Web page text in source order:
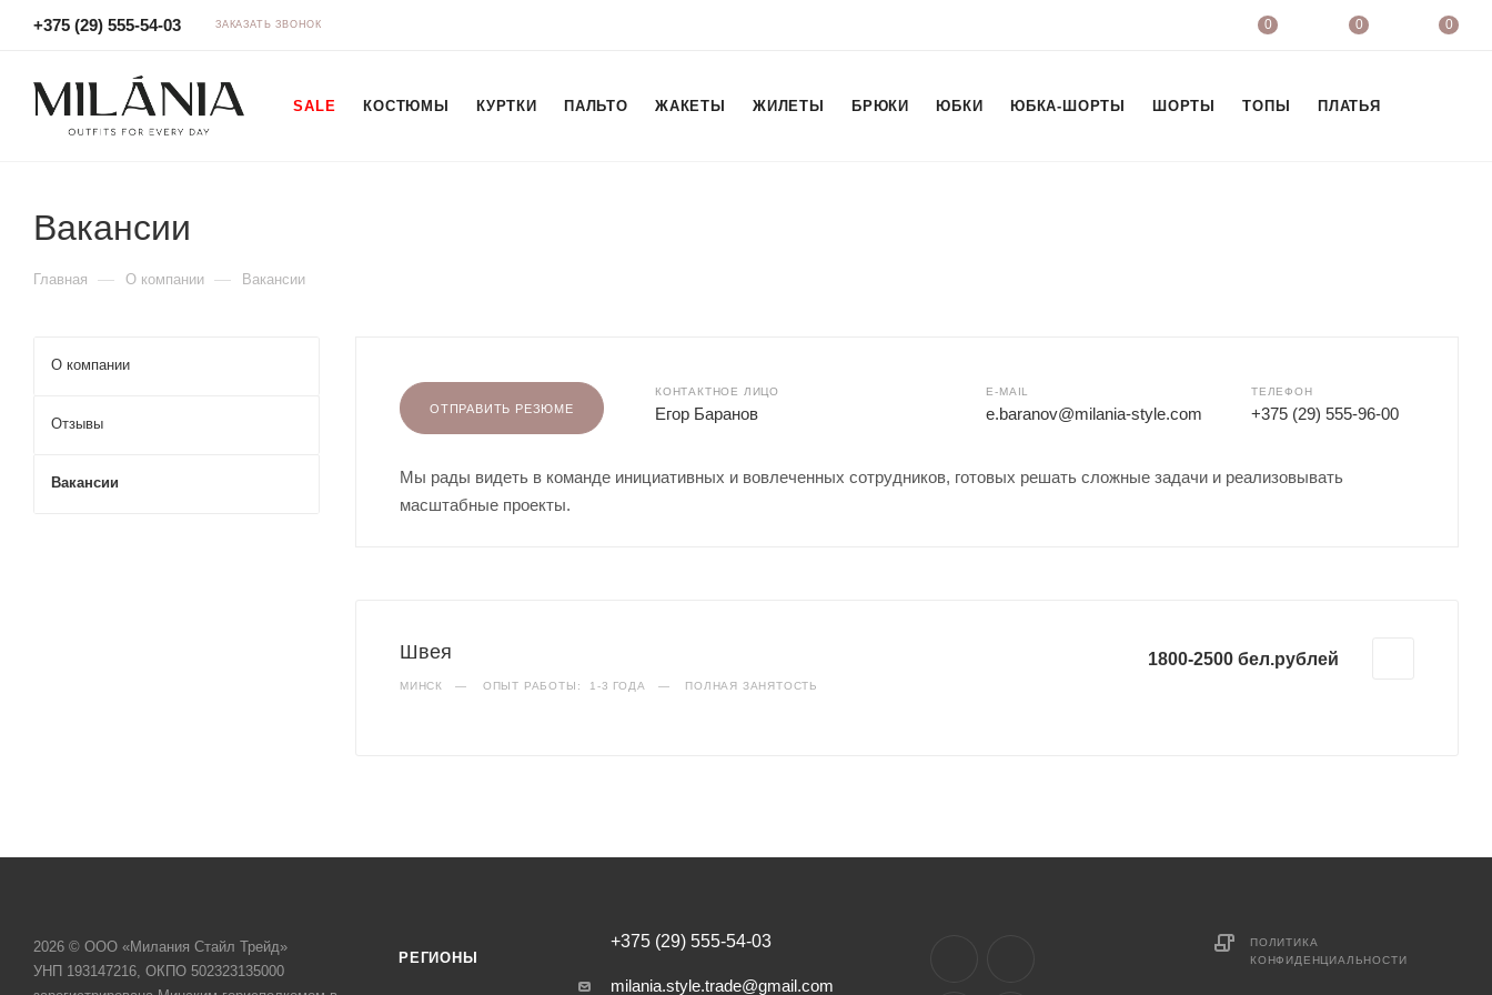
+375 (29) 555-54-03 ЗАКАЗАТЬ ЗВОНОК 0 0 0
SALE КОСТЮМЫ КУРТКИ ПАЛЬТО ЖАКЕТЫ ЖИЛЕТЫ БРЮКИ ЮБКИ ЮБКА-ШОРТЫ ШОРТЫ ТОПЫ ПЛАТЬЯ
Вакансии
Главная — О компании — Вакансии
ОТПРАВИТЬ РЕЗЮМЕ
КОНТАКТНОЕ ЛИЦО
Егор Баранов
E-MAIL
e.baranov@milania-style.com
ТЕЛЕФОН
+375 (29) 555-96-00
Мы рады видеть в команде инициативных и вовлеченных сотрудников, готовых решать сложные задачи и реализовывать
масштабные проекты.
Швея
МИНСК — ОПЫТ РАБОТЫ: 1-3 ГОДА — ПОЛНАЯ ЗАНЯТОСТЬ
1800-2500 бел.рублей
О компании
Отзывы
Вакансии
2026 © ООО «Милания Стайл Трейд»
УНП 193147216, ОКПО 502323135000
РЕГИОНЫ
+375 (29) 555-54-03
milania.style.trade@gmail.com
ПОЛИТИКА
КОНФИДЕНЦИАЛЬНОСТИ